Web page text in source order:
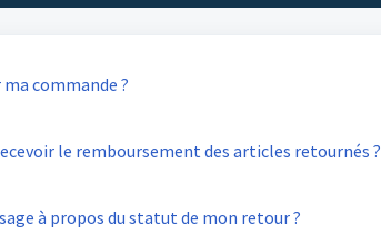
commande ?
le remboursement des articles retournés ?
à propos du statut de mon retour ?